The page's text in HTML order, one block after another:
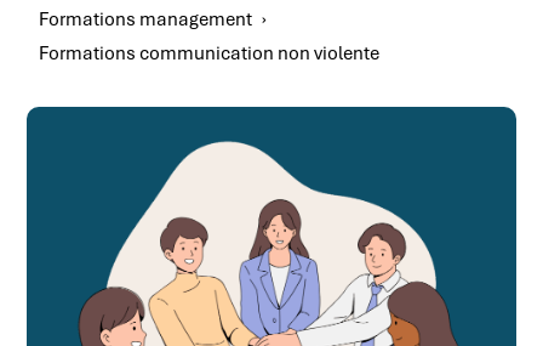
Formations management ›
Formations communication non violente